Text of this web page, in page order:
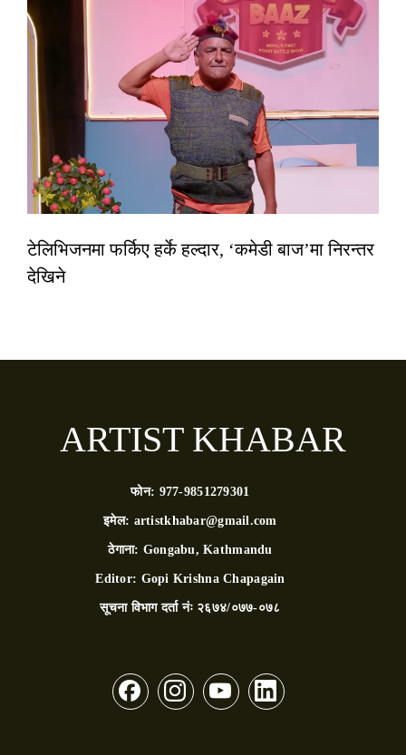
टेलिभिजनमा फर्किए हर्के हल्दार, ‘कमेडी बाज’मा निरन्तर
देखिने
ARTIST KHABAR
फोन: 977-9851279301
इमेल: artistkhabar@gmail.com
ठेगाना: Gongabu, Kathmandu
Editor: Gopi Krishna Chapagain
सूचना विभाग दर्ता नंः २६७४/०७७-०७८